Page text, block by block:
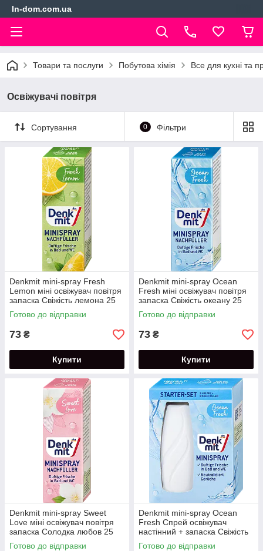
In-dom.com.ua
Товари та послуги Побутова хімія Все для кухні та
Освіжувачі повітря
Сортування 0 Фільтри
Denkmit mini-spray Fresh
Lemon міні освіжувач повітря
запаска Свіжість лемона 25
мл
Готово до відправки
73 ₴
Купити
Denkmit mini-spray Ocean
Fresh міні освіжувач повітря
запаска Свіжість океану 25
мл
Готово до відправки
73 ₴
Купити
Denkmit mini-spray Sweet
Love міні освіжувач повітря
запаска Солодка любов 25
мл
Готово до відправки
Denkmit mini-spray Ocean
Fresh Спрей освіжувач
настінний + запаска Свіжість
океану 25 мл
Готово до відправки